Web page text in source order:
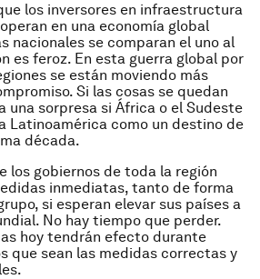
los inversores en infraestructura
en una economía global
nacionales se comparan el uno al
es feroz. En esta guerra global por
se están moviendo más
Si las cosas se quedan
una sorpresa si África o el Sudeste
Latinoamérica como un destino de
década.
los gobiernos de toda la región
inmediatas, tanto de forma
si esperan elevar sus países a
No hay tiempo que perder.
hoy tendrán efecto durante
que sean las medidas correctas y